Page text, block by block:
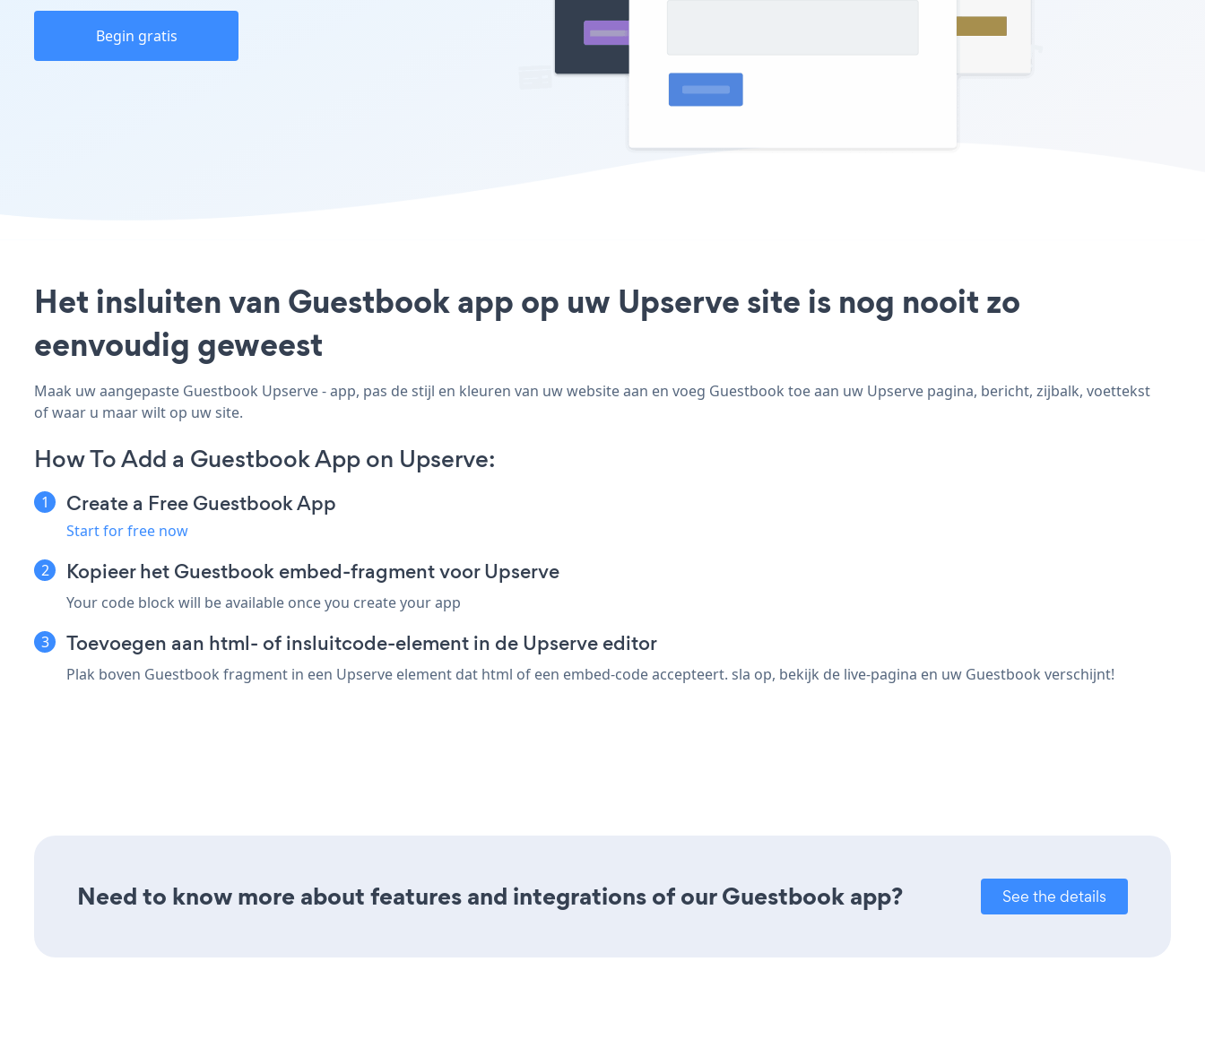
Begin gratis
Het insluiten van Guestbook app op uw Upserve site is nog nooit zo
eenvoudig geweest
Maak uw aangepaste Guestbook Upserve - app, pas de stijl en kleuren van uw website aan en voeg Guestbook toe aan uw Upserve pagina, bericht, zijbalk, voettekst
of waar u maar wilt op uw site.
How To Add a Guestbook App on Upserve:
Create a Free Guestbook App
Start for free now
Kopieer het Guestbook embed-fragment voor Upserve
Your code block will be available once you create your app
Toevoegen aan html- of insluitcode-element in de Upserve editor
Plak boven Guestbook fragment in een Upserve element dat html of een embed-code accepteert. sla op, bekijk de live-pagina en uw Guestbook verschijnt!
Need to know more about features and integrations of our Guestbook app? See the details